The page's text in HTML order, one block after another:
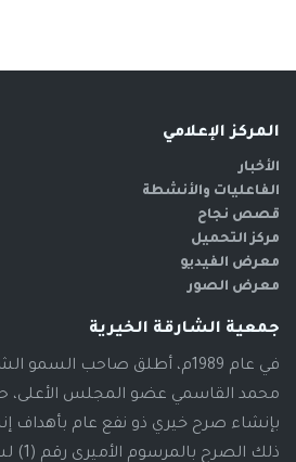
المركز الإعلامي
الأخبار
الفاعليات والأنشطة
قصص نجاح
مركز التحميل
معرض الفيديو
معرض الصور
جمعية الشارقة الخيرية
في عام 1989م، أطلق صاحب
محمد القاسمي عضو المجلس الأعلى،
بإنشاء صرح خيري ذو نفع عام بأهداف